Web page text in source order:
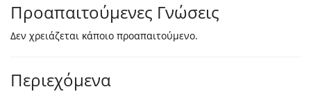
Προαπαιτούμενες Γνώσεις
Δεν χρειάζεται κάποιο προαπαιτούμενο.
Περιεχόμενα